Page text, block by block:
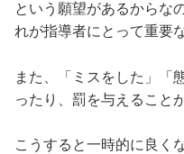
という願望があるからな
れが指導者にとって重要
また、「ミスをした」「
ったり、罰を与えること
こうすると一時的に良く